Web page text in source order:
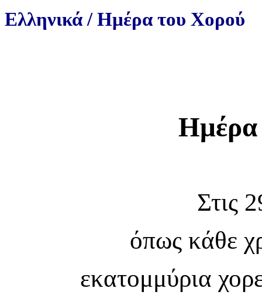
Ελληνικά /Ημέρα του Χορού
Ημέρα
Στις
όπως κάθε
εκατομμύρια